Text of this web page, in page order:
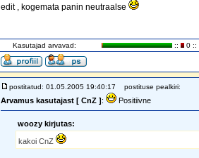
edit , kogemata panin neutraalse
Kasutajad arvavad: :: 0 ::
postitatud: 01.05.2005 19:40:17 postituse pealkiri:
Arvamus kasutajast [ CnZ ]: Positiivne
woozy kirjutas:
kakoi CnZ